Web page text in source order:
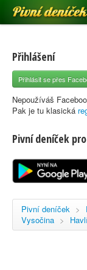
Pivní deníček
Pivní mapa
Pivní značky
Nápověda
Registrace
Přihlášení
Přihlásit se přes
Nepoužíváš
Pak je tu klasická
Pivní deníček
Pivní deníček >
Vysočina >